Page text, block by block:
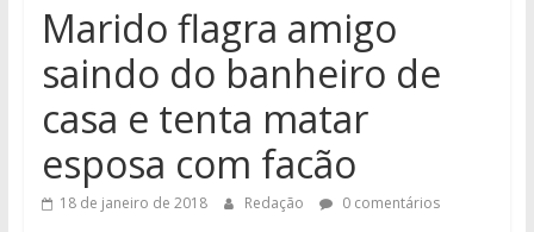
região.
Marido flagra amigo
saindo do banheiro de
casa e tenta matar
esposa com facão
18 de janeiro de 2018 Redação 0 comentários